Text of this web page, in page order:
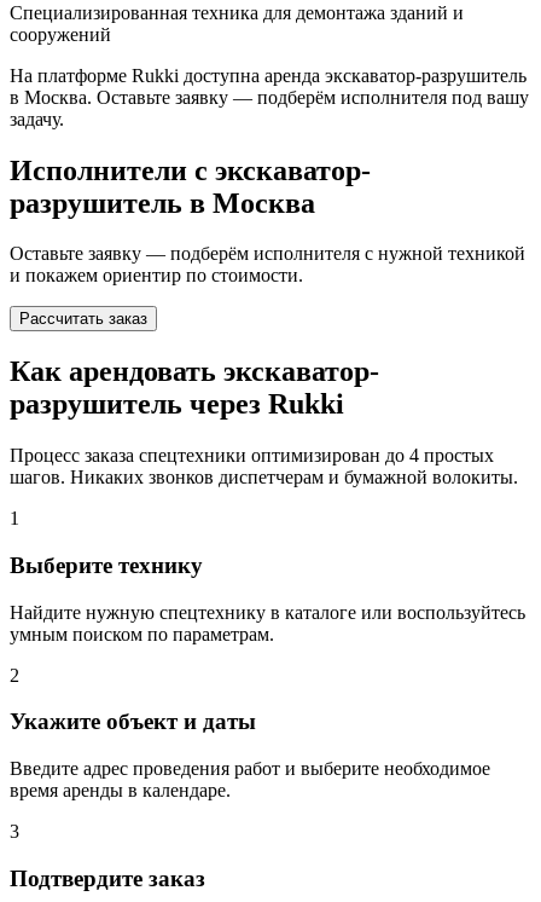
Специализированная техника для демонтажа зданий и
сооружений
На платформе Rukki доступна аренда экскаватор-разрушитель
в Москва. Оставьте заявку — подберём исполнителя под вашу
задачу.
Исполнители с экскаватор-
разрушитель в Москва
Оставьте заявку — подберём исполнителя с нужной техникой
и покажем ориентир по стоимости.
Рассчитать заказ
Как арендовать экскаватор-
разрушитель через Rukki
Процесс заказа спецтехники оптимизирован до 4 простых
шагов. Никаких звонков диспетчерам и бумажной волокиты.
1
Выберите технику
Найдите нужную спецтехнику в каталоге или воспользуйтесь
умным поиском по параметрам.
2
Укажите объект и даты
Введите адрес проведения работ и выберите необходимое
время аренды в календаре.
3
Подтвердите заказ